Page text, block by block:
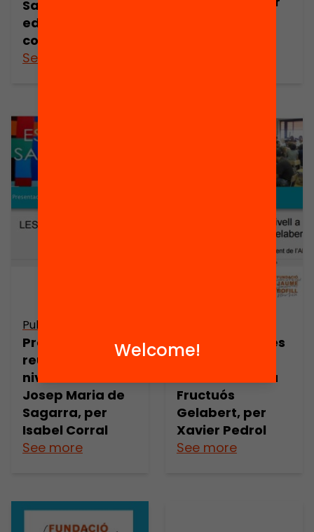
Sagarra. El valor
educatiu de
comunicar
See more
Publicació
Presentació: Les
reunions de
nivell a l’escola
Josep Maria de
Sagarra, per
Isabel Corral
See more
Presentació: Les
reunions de
nivell a l’escola
Fructuós
Gelabert, per
Xavier Pedrol
See more
Welcome!